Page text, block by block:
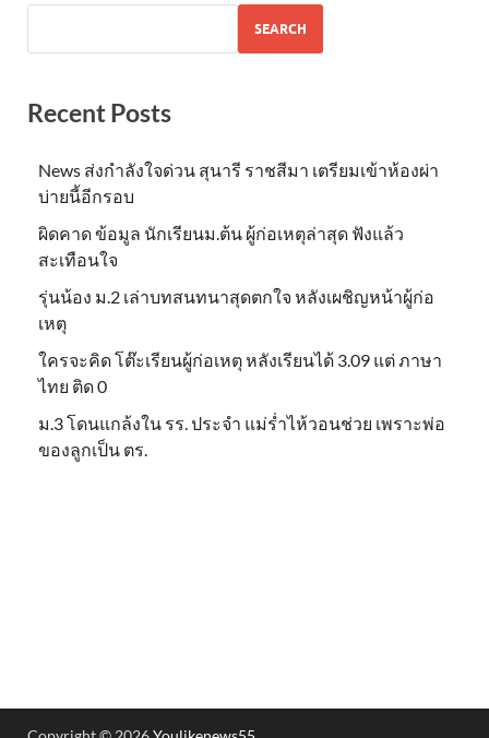
SEARCH
Recent Posts
News ส่งกำลังใจด่วน สุนารี ราชสีมา เตรียมเข้าห้องผ่า
บ่ายนี้อีกรอบ
ผิดคาด ข้อมูล นักเรียนม.ต้น ผู้ก่อเหตุล่าสุด ฟังแล้ว
สะเทือนใจ
รุ่นน้อง ม.2 เล่าบทสนทนาสุดตกใจ หลังเผชิญหน้าผู้ก่อ
เหตุ
ใครจะคิด โต๊ะเรียนผู้ก่อเหตุ หลังเรียนได้ 3.09 แต่ ภาษา
ไทย ติด 0
ม.3 โดนแกล้งใน รร. ประจำ แม่ร่ำไห้วอนช่วย เพราะพ่อ
ของลูกเป็น ตร.